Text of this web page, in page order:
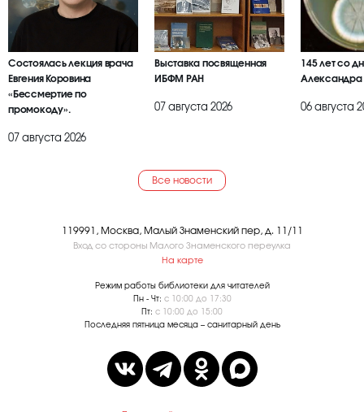
Состоялась лекция врача
Евгения Коровина
«Бессмертие по
промокоду».
07 августа 2026
Выставка посвященная
ИБФМ РАН
07 августа 2026
145 лет со
Александра
06 августа
Все новости
119991, Москва, Малый Знаменский пер, д. 11/11
Вход со стороны Малого Знаменского переулка
На карте
Режим работы библиотеки для читателей
Пн - Чт: с 10:00 до 17:30
Пт: с 10:00 до 15:00
Последняя пятница месяца – санитарный день